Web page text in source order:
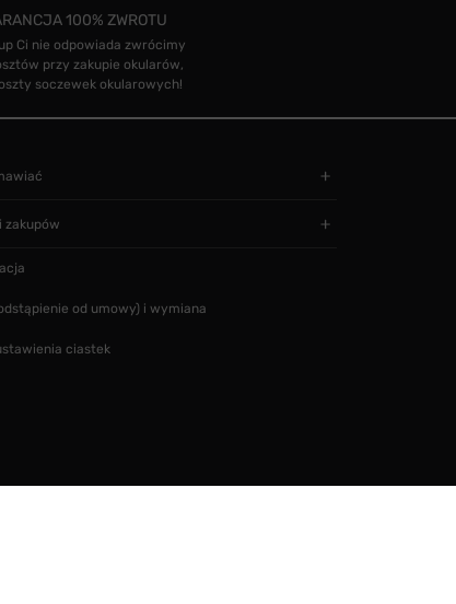
100% ZWROTU
Ci nie odpowiada zwrócimy
przy zakupie okularów,
soczewek okularowych!
zakupów
od umowy) i wymiana
ciastek